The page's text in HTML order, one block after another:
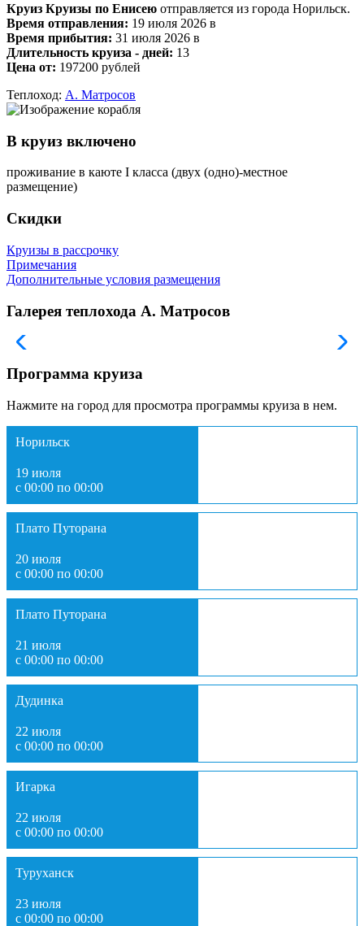
Круиз Круизы по Енисею отправляется из города Норильск.
Время отправления: 19 июля 2026 в
Время прибытия: 31 июля 2026 в
Длительность круиза - дней: 13
Цена от: 197200 рублей
Теплоход: А. Матросов
В круиз включено
проживание в каюте I класса (двух (одно)-местное
размещение)
Скидки
Круизы в рассрочку
Примечания
Дополнительные условия размещения
Галерея теплохода А. Матросов
Программа круиза
Нажмите на город для просмотра программы круиза в нем.
Норильск
19 июля
с 00:00 по 00:00
Плато Путорана
20 июля
с 00:00 по 00:00
Плато Путорана
21 июля
с 00:00 по 00:00
Дудинка
22 июля
с 00:00 по 00:00
Игарка
22 июля
с 00:00 по 00:00
Туруханск
23 июля
с 00:00 по 00:00